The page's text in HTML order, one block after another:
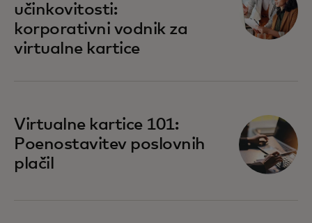
učinkovitosti:
korporativni vodnik za
virtualne kartice
Virtualne kartice 101:
Poenostavitev poslovnih
plačil